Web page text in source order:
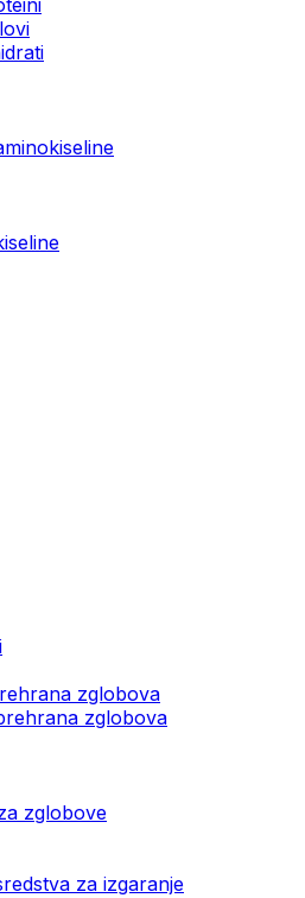
zglobova
zglobova
zglobove
za izgaranje